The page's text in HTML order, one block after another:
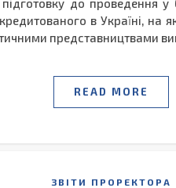
до проведення у
в Україні, на
представництвами
READ MORE
ЗВІТИ ПРОРЕКТОРА